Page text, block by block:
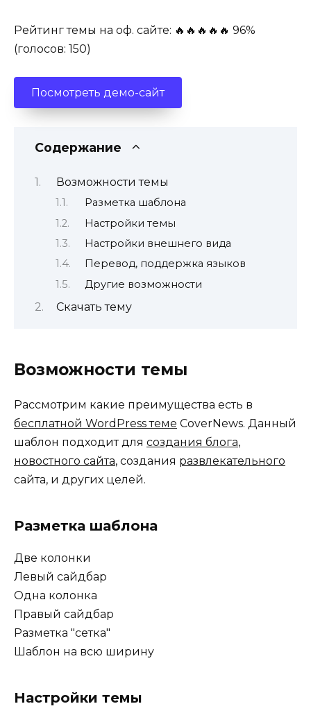
Рейтинг темы на оф. сайте: 🔥🔥🔥🔥🔥 96%
(голосов: 150)
Посмотреть демо-сайт
Содержание
Возможности темы
Разметка шаблона
Настройки темы
Настройки внешнего вида
Перевод, поддержка языков
Другие возможности
Скачать тему
Возможности темы
Рассмотрим какие преимущества есть в
бесплатной WordPress теме CoverNews. Данный
шаблон подходит для создания блога,
новостного сайта, создания развлекательного
сайта, и других целей.
Разметка шаблона
Две колонки
Левый сайдбар
Одна колонка
Правый сайдбар
Разметка "сетка"
Шаблон на всю ширину
Настройки темы